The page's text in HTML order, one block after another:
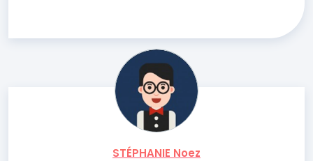
STÉPHANIE Noez